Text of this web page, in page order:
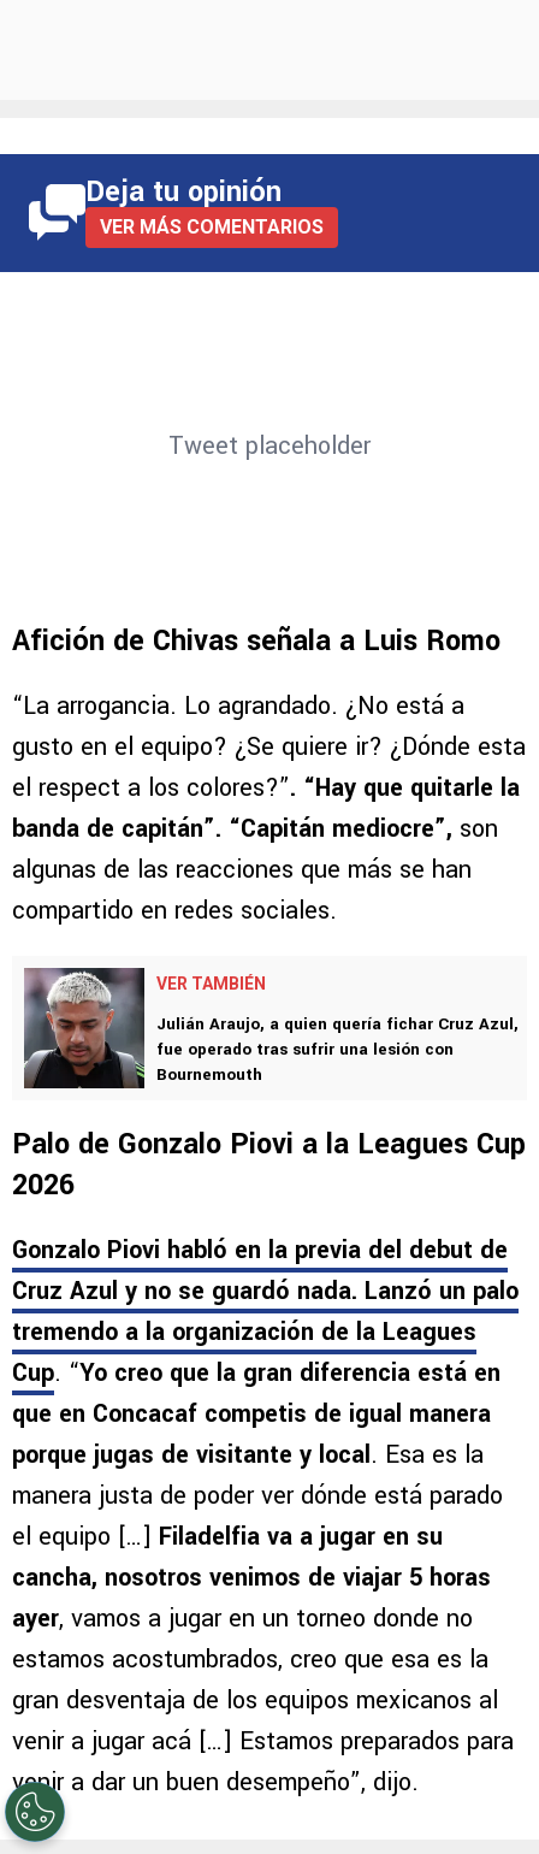
Deja tu opinión
VER MÁS COMENTARIOS
Tweet placeholder
Afición de Chivas señala a Luis Romo
“La arrogancia. Lo agrandado. ¿No está a
gusto en el equipo? ¿Se quiere ir? ¿Dónde esta
el respect a los colores?”. “Hay que quitarle la
banda de capitán”. “Capitán mediocre”, son
algunas de las reacciones que más se han
compartido en redes sociales.
VER TAMBIÉN
Julián Araujo, a quien quería fichar Cruz Azul,
fue operado tras sufrir una lesión con
Bournemouth
Palo de Gonzalo Piovi a la Leagues Cup
2026
Gonzalo Piovi habló en la previa del debut de
Cruz Azul y no se guardó nada. Lanzó un palo
tremendo a la organización de la Leagues
Cup. “Yo creo que la gran diferencia está en
que en Concacaf competis de igual manera
porque jugas de visitante y local. Esa es la
manera justa de poder ver dónde está parado
el equipo […] Filadelfia va a jugar en su
cancha, nosotros venimos de viajar 5 horas
ayer, vamos a jugar en un torneo donde no
estamos acostumbrados, creo que esa es la
gran desventaja de los equipos mexicanos al
venir a jugar acá […] Estamos preparados para
venir a dar un buen desempeño”, dijo.